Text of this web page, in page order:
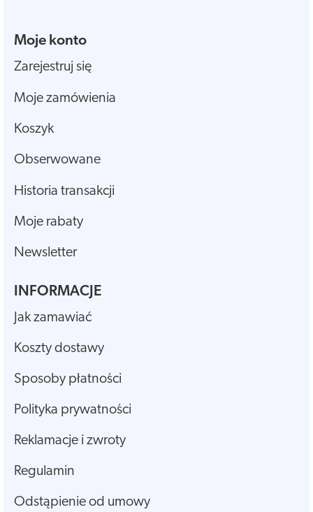
Moje konto
Zarejestruj się
Moje zamówienia
Koszyk
Obserwowane
Historia transakcji
Moje rabaty
Newsletter
INFORMACJE
Jak zamawiać
Koszty dostawy
Sposoby płatności
Polityka prywatności
Reklamacje i zwroty
Regulamin
Odstąpienie od umowy